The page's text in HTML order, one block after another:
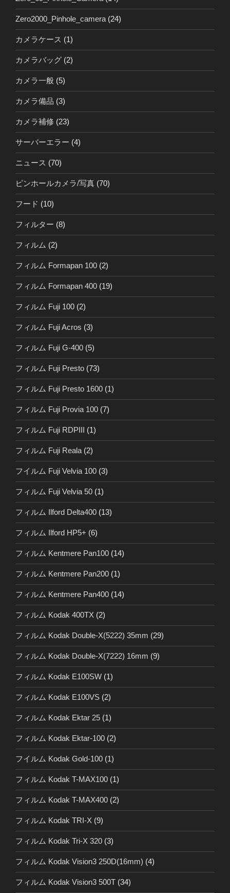
Zero2000_Pinhole_camera (24)
カメラケース (1)
カメラバッグ (2)
カメラ一般 (5)
カメラ備品 (3)
カメラ補修 (23)
サーバーエラー (4)
ニュース (70)
ピンホールカメラ/写真 (70)
フード (10)
フィルター (8)
フィルム (2)
フィルム Formapan 100 (2)
フィルム Formapan 400 (19)
フィルム Fuji 100 (2)
フィルム Fuji Acros (3)
フィルム Fuji G-400 (5)
フィルム Fuji Presto (73)
フィルム Fuji Presto 1600 (1)
フィルム Fuji Provia 100 (7)
フィルム Fuji RDPIII (1)
フィルム Fuji Reala (2)
フイルム Fuji Velvia 100 (3)
フィルム Fuji Velvia 50 (1)
フィルム Ilford Delta400 (13)
フィルム Ilford HP5+ (6)
フィルム Kentmere Pan100 (14)
フィルム Kentmere Pan200 (1)
フィルム Kentmere Pan400 (14)
フィルム Kodak 400TX (2)
フィルム Kodak Double-X(5222) 35mm (29)
フィルム Kodak Double-X(7222) 16mm (9)
フィルム Kodak E100SW (1)
フィルム Kodak E100VS (2)
フィルム Kodak Ektar 25 (1)
フィルム Kodak Ektar-100 (2)
フイルム Kodak Gold-100 (1)
フィルム Kodak T-MAX100 (1)
フィルム Kodak T-MAX400 (2)
フィルム Kodak TRI-X (9)
フィルム Kodak Tri-X 320 (3)
フィルム Kodak Vision3 250D(16mm) (4)
フィルム Kodak Vision3 500T (34)